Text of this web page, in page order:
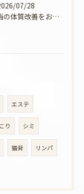
07/28
本当の体質改善をお手伝い✨
エステ
り シミ
猫背 リンパ